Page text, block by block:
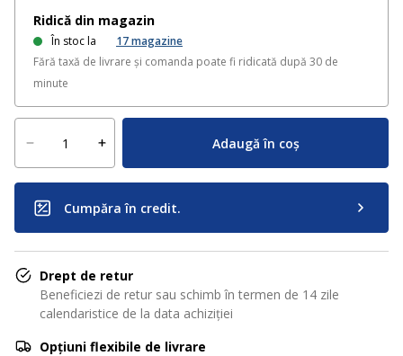
Ridică din magazin
În stoc la 17magazine
Fără taxă de livrare și comanda poate fi ridicată după 30 de
minute
Adaugă în coș
Cumpăra în credit.
Drept de retur
Beneficiezi de retur sau schimb în termen de 14 zile
calendaristice de la data achiziției
Opțiuni flexibile de livrare